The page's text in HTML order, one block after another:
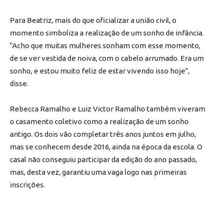
Para Beatriz, mais do que oficializar a união civil, o
momento simboliza a realização de um sonho de infância.
“Acho que muitas mulheres sonham com esse momento,
de se ver vestida de noiva, com o cabelo arrumado. Era um
sonho, e estou muito feliz de estar vivendo isso hoje”,
disse.
Rebecca Ramalho e Luiz Victor Ramalho também viveram
o casamento coletivo como a realização de um sonho
antigo. Os dois vão completar três anos juntos em julho,
mas se conhecem desde 2016, ainda na época da escola. O
casal não conseguiu participar da edição do ano passado,
mas, desta vez, garantiu uma vaga logo nas primeiras
inscrições.